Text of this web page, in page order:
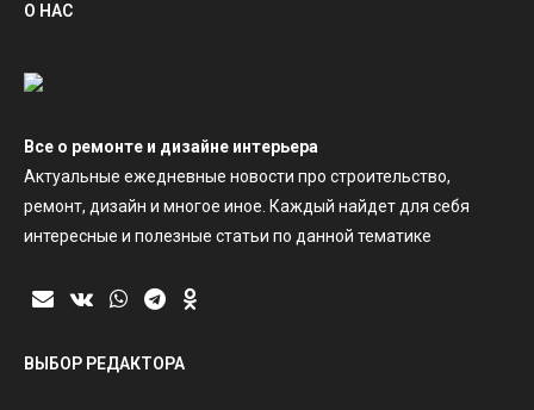
О НАС
Все о ремонте и дизайне интерьера
Актуальные ежедневные новости про строительство,
ремонт, дизайн и многое иное. Каждый найдет для себя
интересные и полезные статьи по данной тематике
ВЫБОР РЕДАКТОРА